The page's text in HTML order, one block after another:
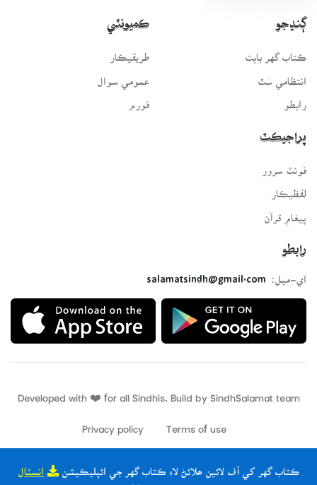
ڪتاب گهر کي آف لائين ھلائڻ لاءِ ڪتاب گهر جي ائپليڪيشن انسٽال
ڳنڍجو
ڪتاب گهر بابت
انتظامي سَٿ
رابطو
ڪميونٽي
طريقيڪار
عمومي سوال
فورم
پراجيڪٽ
لفظيڪار
پيغامِ قرآن
رابطو
اي-ميل:
salamatsindh@gmail.com
Developed with ❤️ for all Sindhis. Build by
Terms of use